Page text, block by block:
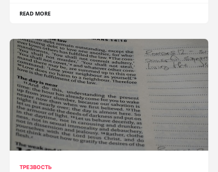
READ MORE
ТРЕЗВОСТЬ